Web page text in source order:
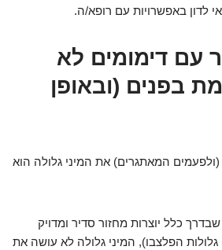
לדון באפשרויות עם רופא/ה.
עם דימומים לא
בפנים (ובאופן
המאתגרים) את המיני גלולה הוא
כלל יוצרות מחזור סדיר ומדויק
הפלצבו), המיני גלולה לא עושה את